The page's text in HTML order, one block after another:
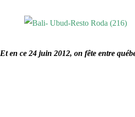
Et en ce 24 juin 2012, on fête entre